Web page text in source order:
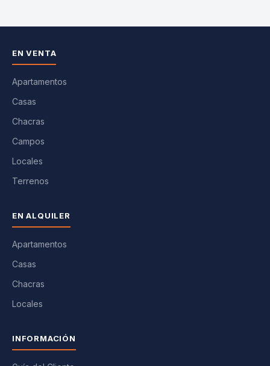
EN VENTA
Apartamentos
Casas
Chacras
Campos
Locales
Terrenos
EN ALQUILER
Apartamentos
Casas
Chacras
Locales
INFORMACIÓN